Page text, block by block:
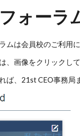
ォーラ
ムは会員校のご利用
、画像をクリックし
ば、21st CEO事務局